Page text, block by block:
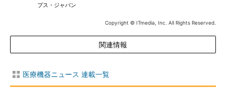
プス・ジャパン
Copyright © ITmedia, Inc. All Rights Reserved.
関連情報
医療機器ニュース 連載一覧